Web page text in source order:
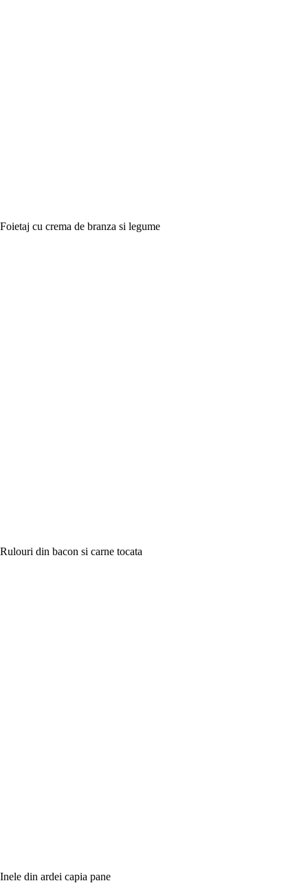
Foietaj cu crema de branza si legume
Rulouri din bacon si carne tocata
Inele din ardei capia pane